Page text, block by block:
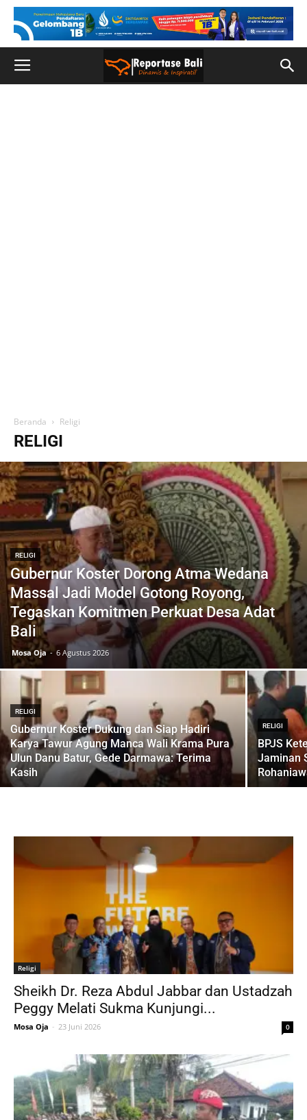
Beranda Religi
RELIGI
RELIGI
Gubernur Koster Dorong Atma Wedana
Massal Jadi Model Gotong Royong,
Tegaskan Komitmen Perkuat Desa Adat
Bali
Mosa Oja - 6 Agustus 2026
RELIGI
Gubernur Koster Dukung dan Siap Hadiri
Karya Tawur Agung Manca Wali Krama Pura
Ulun Danu Batur, Gede Darmawa: Terima
Kasih
RELIGI
BPJS
Jaminan
Religi
Sheikh Dr. Reza Abdul Jabbar dan Ustadzah
Peggy Melati Sukma Kunjungi...
Mosa Oja - 23 Juni 2026 0